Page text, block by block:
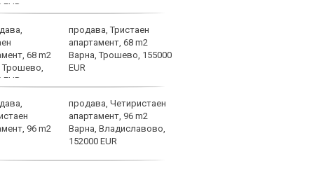
продава, Тристаен
апартамент, 68 m2
Варна, Трошево, 155000
EUR
продава, Четиристаен
апартамент, 96 m2
Варна, Владиславово,
152000 EUR